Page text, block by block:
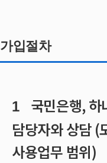
가입절차
1국민은행, 하
담당자와 상담 (
사용업무 범위)